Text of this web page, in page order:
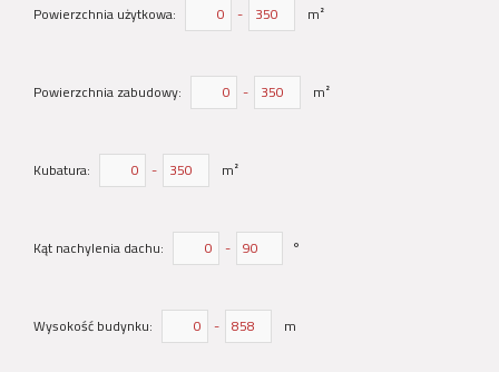
Powierzchnia użytkowa: - m²
Powierzchnia zabudowy: - m²
Kubatura: - m²
Kąt nachylenia dachu: - °
Wysokość budynku: - m